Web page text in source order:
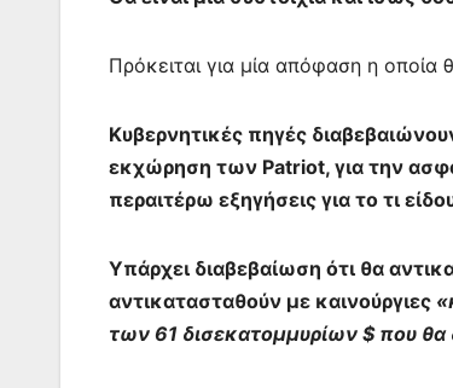
k
er
Πρόκειται για μία απόφαση η οποία
Κυβερνητικές πηγές
εκχώρηση των Patriot, για την
περαιτέρω εξηγήσεις για το τι
Υπάρχει διαβεβαίωση ότι θα
αντικατασταθούν με καινούργιες
των 61 δισεκατομμυρίων $ που θα